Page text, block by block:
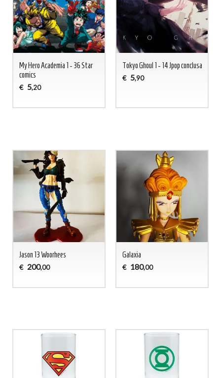
My Hero Academia 1 - 36 Star
comics
€ 5,20
Tokyo Ghoul 1 - 14 Jpop conclusa
€ 5,90
Jason 13 Woorhees
€ 200,00
Galaxia
€ 180,00